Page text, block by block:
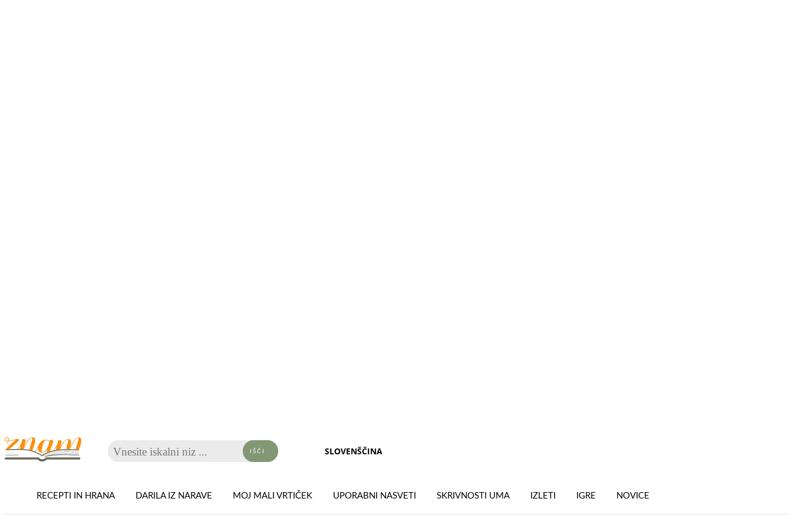
Vnesite iskalni niz ... IŠČI SLOVENŠČINA
RECEPTI IN HRANA DARILA IZ NARAVE MOJ MALI VRTIČEK UPORABNI NASVETI SKRIVNOSTI UMA IZLETI IGRE NOVICE